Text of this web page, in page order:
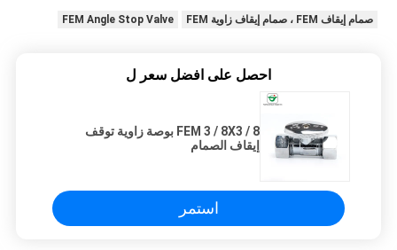
صمام إيقاف FEM ، صمام إيقاف زاوية FEM FEM Angle Stop Valve
احصل على افضل سعر ل
FEM 3 / 8X3 / 8 بوصة زاوية توقف
إيقاف الصمام
استمر